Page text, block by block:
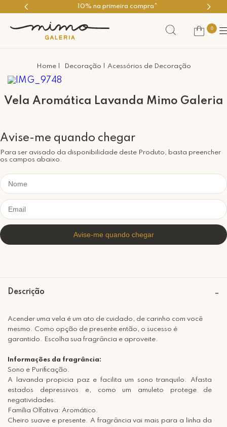
10% na primeira compra*
0
Decoração Acessórios de Decoração
Vela Aromática Lavanda Mimo Galeria
Para ser avisado da disponibilidade deste Produto, basta preencher
os campos abaixo.
Descrição
Acender uma vela é um ato de cuidado, de carinho com você
mesmo. Como opção de presente então, o sucesso é
garantido. Escolha sua fragrância e aproveite.
Informações da fragrância:
Sono e Purificação.
A lavanda propicia paz e facilita um sono tranquilo. Afasta
estados depressivos e, como um amuleto protege de
negatividades.
Família Olfativa: Aromático.
Cheiro suave e presente. A fragrância vai mais para a linha da